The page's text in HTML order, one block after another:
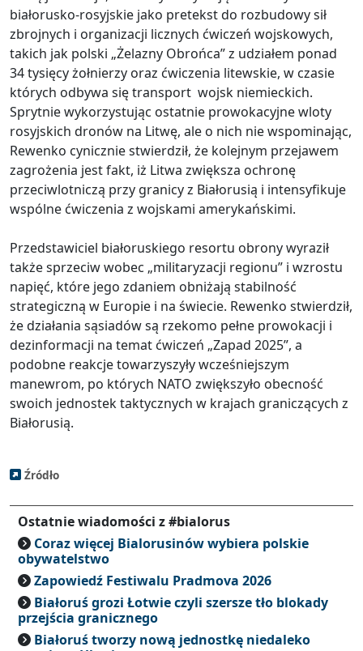
białorusko-rosyjskie jako pretekst do rozbudowy sił
zbrojnych i organizacji licznych ćwiczeń wojskowych,
takich jak polski „Żelazny Obrońca” z udziałem ponad
34 tysięcy żołnierzy oraz ćwiczenia litewskie, w czasie
których odbywa się transport wojsk niemieckich.
Sprytnie wykorzystując ostatnie prowokacyjne wloty
rosyjskich dronów na Litwę, ale o nich nie wspominając,
Rewenko cynicznie stwierdził, że kolejnym przejawem
zagrożenia jest fakt, iż Litwa zwiększa ochronę
przeciwlotniczą przy granicy z Białorusią i intensyfikuje
wspólne ćwiczenia z wojskami amerykańskimi.
Przedstawiciel białoruskiego resortu obrony wyraził
także sprzeciw wobec „militaryzacji regionu” i wzrostu
napięć, które jego zdaniem obniżają stabilność
strategiczną w Europie i na świecie. Rewenko stwierdził,
że działania sąsiadów są rzekomo pełne prowokacji i
dezinformacji na temat ćwiczeń „Zapad 2025”, a
podobne reakcje towarzyszyły wcześniejszym
manewrom, po których NATO zwiększyło obecność
swoich jednostek taktycznych w krajach graniczących z
Białorusią.
Źródło
Ostatnie wiadomości z #bialorus
Coraz więcej Bialorusinów wybiera polskie
obywatelstwo
Zapowiedź Festiwalu Pradmova 2026
Białoruś grozi Łotwie czyli szersze tło blokady
przejścia granicznego
Białoruś tworzy nową jednostkę niedaleko